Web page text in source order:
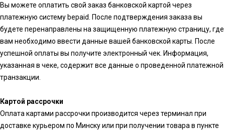
Вы можете оплатить свой заказ банковской картой через
платежную систему bepaid. После подтверждения заказа вы
будете перенаправлены на защищенную платежную страницу, где
вам необходимо ввести данные вашей банковской карты. После
успешной оплаты вы получите электронный чек. Информация,
указанная в чеке, содержит все данные о проведенной платежной
транзакции.
Картой рассрочки
Оплата картами рассрочки производится через терминал при
доставке курьером по Минску или при получении товара в пункте